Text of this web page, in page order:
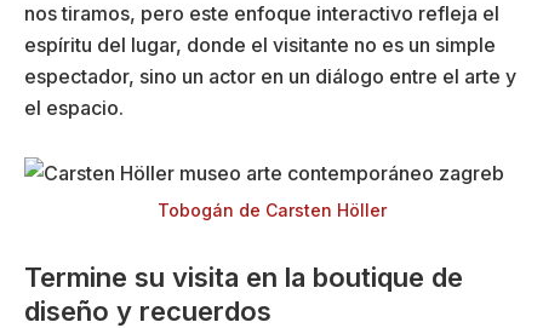
nos tiramos, pero este enfoque interactivo refleja el
espíritu del lugar, donde el visitante no es un simple
espectador, sino un actor en un diálogo entre el arte y
el espacio.
Tobogán de Carsten Höller
Termine su visita en la boutique de
diseño y recuerdos